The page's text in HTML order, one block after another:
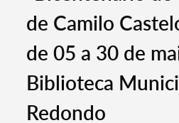
de Camilo
de 05 a 30 de
Biblioteca
Redondo